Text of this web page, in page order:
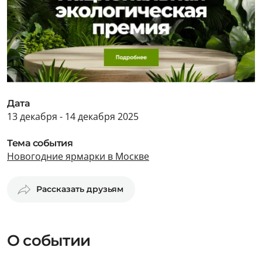
Дата
13 декабря - 14 декабря 2025
Тема события
Новогодние ярмарки в Москве
Рассказать друзьям
О событии